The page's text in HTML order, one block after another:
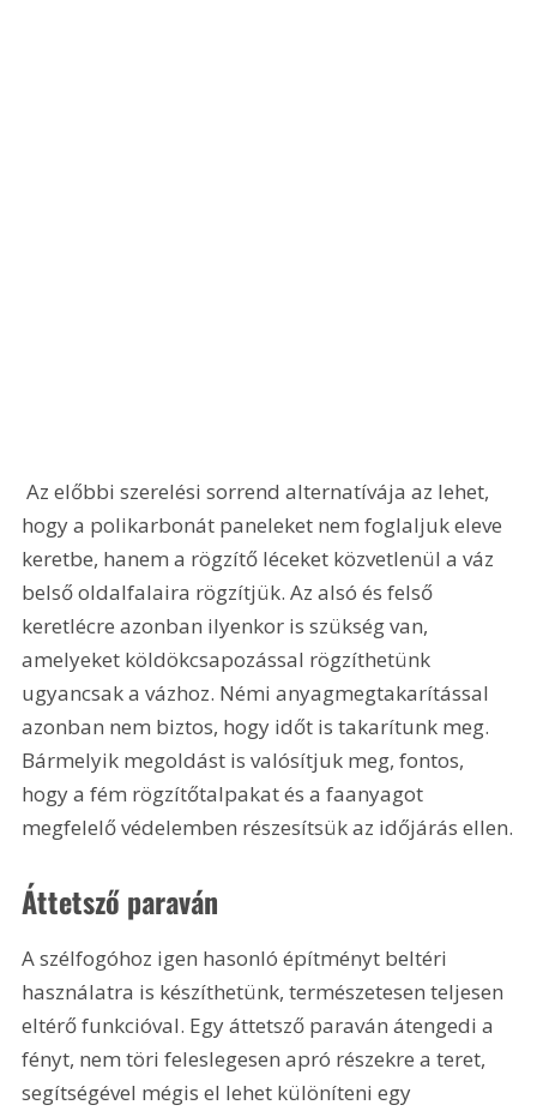
Az előbbi szerelési sorrend alternatívája az lehet,
hogy a polikarbonát paneleket nem foglaljuk eleve
keretbe, hanem a rögzítő léceket közvetlenül a váz
belső oldalfalaira rögzítjük. Az alsó és felső
keretlécre azonban ilyenkor is szükség van,
amelyeket köldökcsapozással rögzíthetünk
ugyancsak a vázhoz. Némi anyagmegtakarítással
azonban nem biztos, hogy időt is takarítunk meg.
Bármelyik megoldást is valósítjuk meg, fontos,
hogy a fém rögzítőtalpakat és a faanyagot
megfelelő védelemben részesítsük az időjárás ellen.
Áttetsző paraván
A szélfogóhoz igen hasonló építményt beltéri
használatra is készíthetünk, természetesen teljesen
eltérő funkcióval. Egy áttetsző paraván átengedi a
fényt, nem töri feleslegesen apró részekre a teret,
segítségével mégis el lehet különíteni egy